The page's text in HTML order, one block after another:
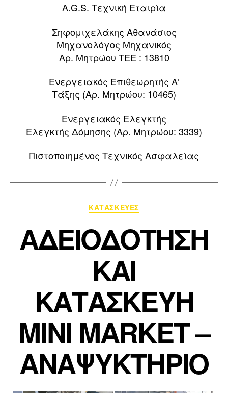
A.G.S. Τεχνική Εταιρία
Σηφομιχελάκης Αθανάσιος
Μηχανολόγος Μηχανικός
Αρ. Μητρώου ΤΕΕ : 13810
Ενεργειακός Επιθεωρητής Α’
Τάξης (Αρ. Μητρώου: 10465)
Ενεργειακός Ελεγκτής
Ελεγκτής Δόμησης (Αρ. Μητρώου: 3339)
Πιστοποιημένος Τεχνικός Ασφαλείας
ΚΑΤΑΣΚΕΥΕΣ
ΑΔΕΙΟΔΟΤΗΣΗ
ΚΑΙ
ΚΑΤΑΣΚΕΥΗ
MINI MARKET –
ΑΝΑΨΥΚΤΗΡΙΟ